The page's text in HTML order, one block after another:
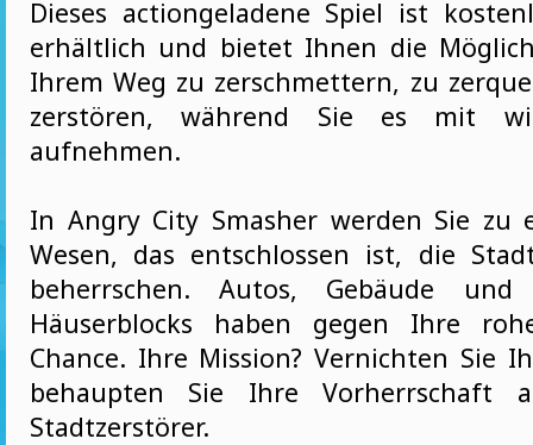
Dieses actiongeladene Spiel ist
erhältlich und bietet Ihnen die
Ihrem Weg zu zerschmettern, zu
zerstören, während Sie es mit
aufnehmen.
In Angry City Smasher werden Sie zu
Wesen, das entschlossen ist, die
beherrschen. Autos, Gebäude
Häuserblocks haben gegen Ihre
Chance. Ihre Mission? Vernichten Sie
behaupten Sie Ihre Vorherrschaft
Stadtzerstörer.